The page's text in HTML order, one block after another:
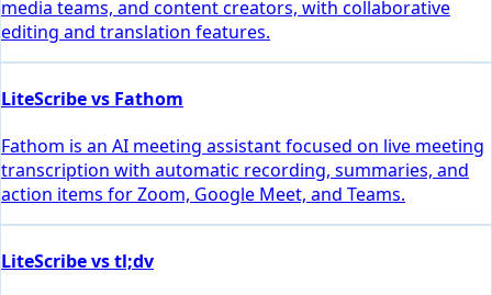
media teams, and content creators, with collaborative
editing and translation features.
LiteScribe vs Fathom
Fathom is an AI meeting assistant focused on live meeting
transcription with automatic recording, summaries, and
action items for Zoom, Google Meet, and Teams.
LiteScribe vs tl;dv